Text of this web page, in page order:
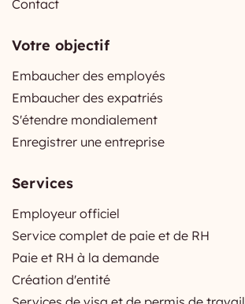
Contact
Votre objectif
Embaucher des employés
Embaucher des expatriés
S'étendre mondialement
Enregistrer une entreprise
Services
Employeur officiel
Service complet de paie et de RH
Paie et RH à la demande
Création d'entité